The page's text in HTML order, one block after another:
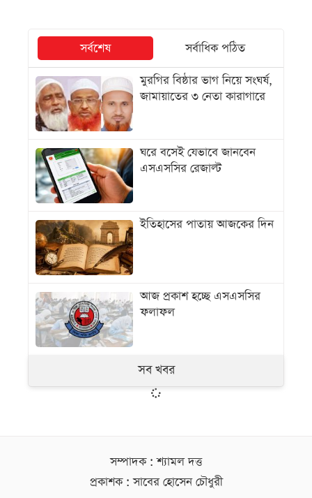
সর্বশেষ
সর্বাধিক পঠিত
মুরগির বিষ্ঠার ভাগ নিয়ে সংঘর্ষ,
জামায়াতের ৩ নেতা কারাগারে
ঘরে বসেই যেভাবে জানবেন
এসএসসির রেজাল্ট
ইতিহাসের পাতায় আজকের দিন
আজ প্রকাশ হচ্ছে এসএসসির
ফলাফল
সব খবর
সম্পাদক : শ্যামল দত্ত
প্রকাশক : সাবের হোসেন চৌধুরী